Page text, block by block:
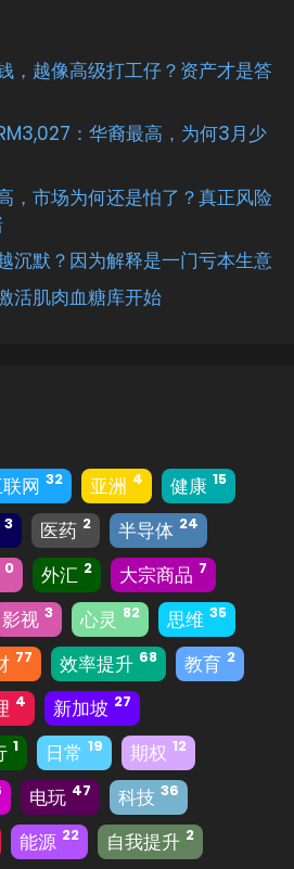
，越像高级打工仔？资产才是答
：华裔最高，为何3月少
，市场为何还是怕了？真正风险
沉默？因为解释是一门亏本生意
活肌肉血糖库开始
网 32 亚洲 4 健康 15
3 医药 2 半导体 24
0 外汇 2 大宗商品 7
影视 3 心灵 82 思维 35
77 效率提升 68 教育 2
4 新加坡 27
1 日常 19 期权 12
电玩 47 科技 36
能源 22 自我提升 2